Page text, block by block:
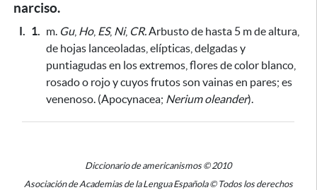
narciso.
I. 1. m. Gu, Ho, ES, Ni, CR.Arbusto de hasta 5 m de altura,
de hojas lanceoladas, elípticas, delgadas y
puntiagudas en los extremos, flores de color blanco,
rosado o rojo y cuyos frutos son vainas en pares; es
venenoso. (Apocynacea; Nerium oleander).
Diccionario de americanismos © 2010
Asociación de Academias de la Lengua Española © Todos los derechos